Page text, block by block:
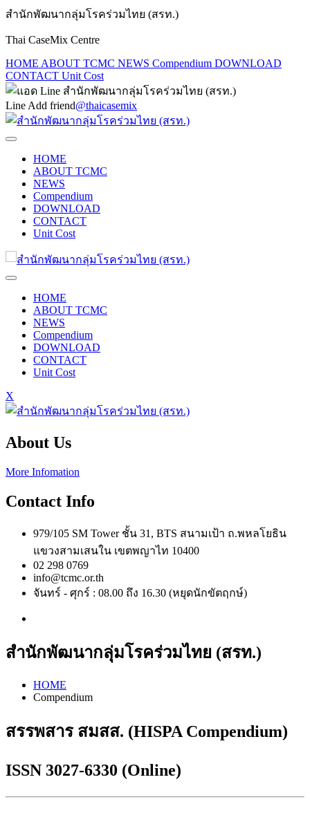
สำนักพัฒนากลุ่มโรคร่วมไทย (สรท.)
Thai CaseMix Centre
HOME ABOUT TCMC NEWS Compendium DOWNLOAD
CONTACT Unit Cost
Line Add friend@thaicasemix
HOME
ABOUT TCMC
NEWS
Compendium
DOWNLOAD
CONTACT
Unit Cost
HOME
ABOUT TCMC
NEWS
Compendium
DOWNLOAD
CONTACT
Unit Cost
X
About Us
More Infomation
Contact Info
979/105 SM Tower ชั้น 31, BTS สนามเป้า ถ.พหลโยธิน
แขวงสามเสนใน เขตพญาไท 10400
02 298 0769
info@tcmc.or.th
จันทร์ - ศุกร์ : 08.00 ถึง 16.30 (หยุดนักขัตฤกษ์)
สำนักพัฒนากลุ่มโรคร่วมไทย (สรท.)
HOME
Compendium
สรรพสาร สมสส. (HISPA Compendium)
ISSN 3027-6330 (Online)